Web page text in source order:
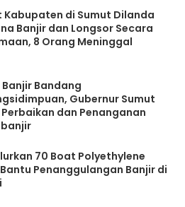
Kabupaten di Sumut Dilanda
Banjir dan Longsor Secara
8 Orang Meninggal
Bandang
Gubernur Sumut
dan Penanganan
70 Boat Polyethylene
Penanggulangan Banjir di